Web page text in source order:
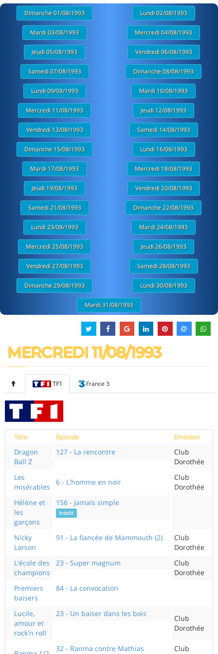
Dimanche 01/08/1993 Lundi 02/08/1993
Mardi 03/08/1993 Mercredi 04/08/1993
Jeudi 05/08/1993 Vendredi 06/08/1993
Samedi 07/08/1993 Dimanche 08/08/1993
Lundi 09/08/1993 Mardi 10/08/1993
Mercredi 11/08/1993 Jeudi 12/08/1993
Vendredi 13/08/1993 Samedi 14/08/1993
Dimanche 15/08/1993 Lundi 16/08/1993
Mardi 17/08/1993 Mercredi 18/08/1993
Jeudi 19/08/1993 Vendredi 20/08/1993
Samedi 21/08/1993 Dimanche 22/08/1993
Lundi 23/08/1993 Mardi 24/08/1993
Mercredi 25/08/1993 Jeudi 26/08/1993
Vendredi 27/08/1993 Samedi 28/08/1993
Dimanche 29/08/1993 Lundi 30/08/1993
Mardi 31/08/1993
MERCREDI 11/08/1993
TF1 France 3
Titre Episode Emission
Dragon
Ball Z
127 - La rencontre
Club
Dorothée
Les
misérables
6 - L'homme en noir
Club
Dorothée
Hélène et
les
garçons
156 - Jamais simple
Inédit
Nicky
Larson
91 - La fiancée de Mammouth (2)
Club
Dorothée
L'école des
champions
23 - Super magnum
Club
Dorothée
Premiers
baisers
84 - La convocation
Lucile,
amour et
rock'n roll
23 - Un baiser dans les bois
Club
Dorothée
32 - Ranma contre Mathias
Club